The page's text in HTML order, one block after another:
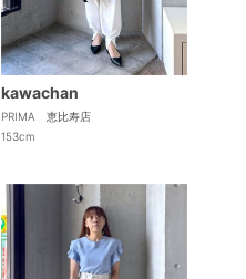
kawachan
PRIMA 恵比寿店
153cm